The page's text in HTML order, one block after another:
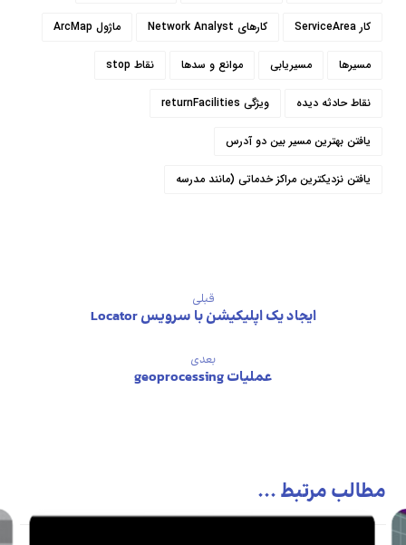
کار ServiceArea کارهای Network Analyst ماژول ArcMap
مسیرها مسیریابی موانع و سدها نقاط stop
نقاط حادثه دیده ویژگی returnFacilities
یافتن بهترین مسیر بین دو آدرس
یافتن نزدیکترین مراکز خدماتی (مانند مدرسه
قبلی
ایجاد یک اپلیکیشن با سرویس Locator
بعدی
عملیات geoprocessing
مطالب مرتبط ...